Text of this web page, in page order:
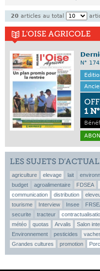
20 articles au total
L'OISE AGRICOLE
N°
1
LES SUJETS
agriculture elevage lait
budget
agroalimentaire FDSEA
communication
distribution
tourisme
Interview Insee
securite
tracteur
météo
quotas Arvalis Salon
Environnement
pesticides
Grandes cultures
promotion